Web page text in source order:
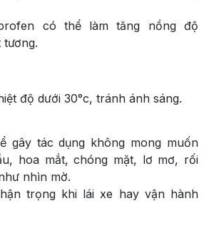
có thể làm tăng nồng độ
tương.
độ dưới 30°c, tránh ánh sáng.
gây tác dụng không mong muốn
hoa mắt, chóng mặt, lơ mơ, rối
nhìn mờ.
trọng khi lái xe hay vận hành